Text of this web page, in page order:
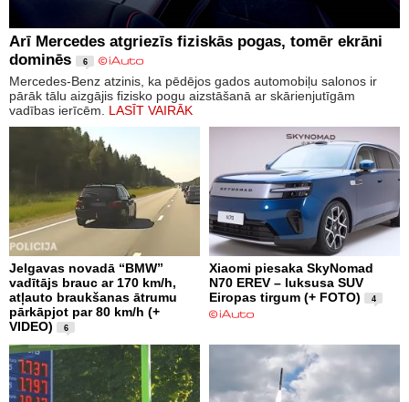
Arī Mercedes atgriezīs fiziskās pogas, tomēr ekrāni
dominēs
6
Mercedes-Benz atzinis, ka pēdējos gados automobiļu salonos ir
pārāk tālu aizgājis fizisko pogu aizstāšanā ar skārienjutīgām
vadības ierīcēm. LASĪT VAIRĀK
Jelgavas novadā “BMW”
vadītājs brauc ar 170 km/h,
atļauto braukšanas ātrumu
pārkāpjot par 80 km/h (+
VIDEO)
6
Xiaomi piesaka SkyNomad
N70 EREV – luksusa SUV
Eiropas tirgum (+ FOTO)
4